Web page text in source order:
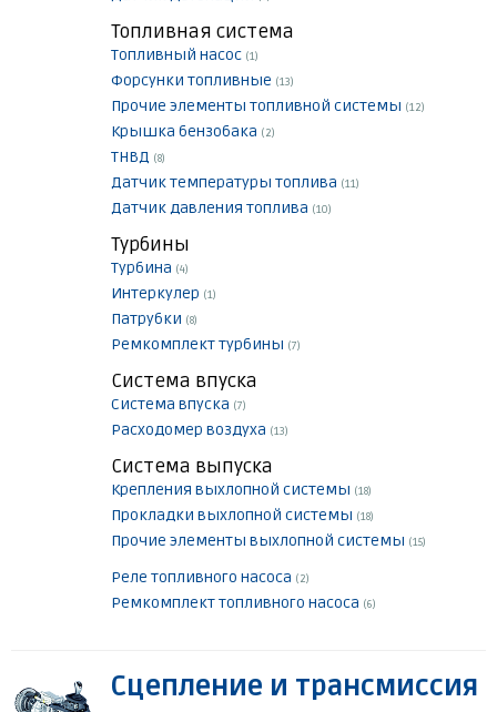
Топливная система
Топливный насос (1)
Форсунки топливные (13)
Прочие элементы топливной системы (12)
Крышка бензобака (2)
ТНВД (8)
Датчик температуры топлива (11)
Датчик давления топлива (10)
Турбины
Турбина (4)
Интеркулер (1)
Патрубки (8)
Ремкомплект турбины (7)
Система впуска
Система впуска (7)
Расходомер воздуха (13)
Система выпуска
Крепления выхлопной системы (18)
Прокладки выхлопной системы (18)
Прочие элементы выхлопной системы (15)
Реле топливного насоса (2)
Ремкомплект топливного насоса (6)
Сцепление и трансмиссия